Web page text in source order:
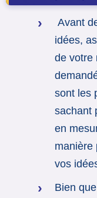
Avant
idées,
de votre
sont les
sachant
en
manière
vos
Bien